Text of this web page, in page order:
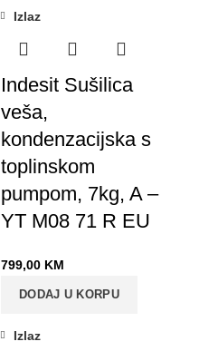
Izlaz
Indesit Sušilica
veša,
kondenzacijska s
toplinskom
pumpom, 7kg, A –
YT M08 71 R EU
799,00 KM
DODAJ U KORPU
Izlaz